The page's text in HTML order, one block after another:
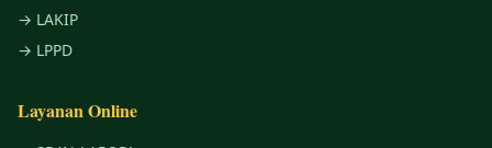
→ LAKIP
→ LPPD
Layanan Online